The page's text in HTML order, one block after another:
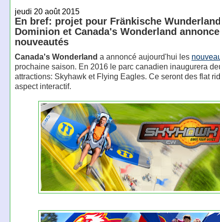
jeudi 20 août 2015
En bref: projet pour Fränkische
Dominion et Canada's Wonderland
nouveautés
Canada's Wonderland a annoncé aujourd'hui les
prochaine saison. En 2016 le parc canadien inaugurera
attractions: Skyhawk et Flying Eagles. Ce seront des flat
aspect interactif.